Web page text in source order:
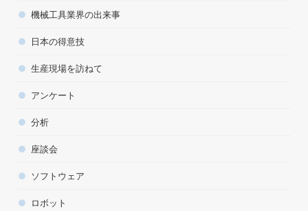
機械工具業界の出来事
日本の得意技
生産現場を訪ねて
アンケート
分析
座談会
ソフトウェア
ロボット